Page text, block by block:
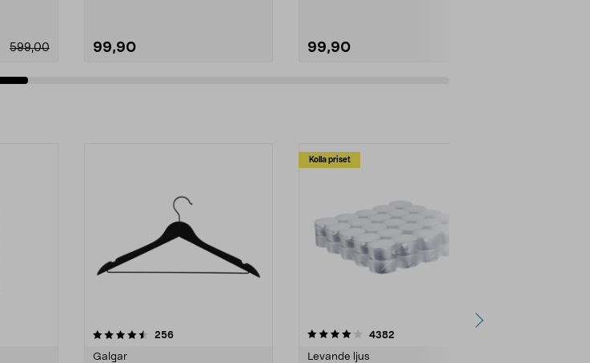
599,00 99,90 99,90
256recensioner
Galgar
Kolla priset
4.0av 5 stjärnor 4382
Levande ljus
4.5av 5 stjärnor